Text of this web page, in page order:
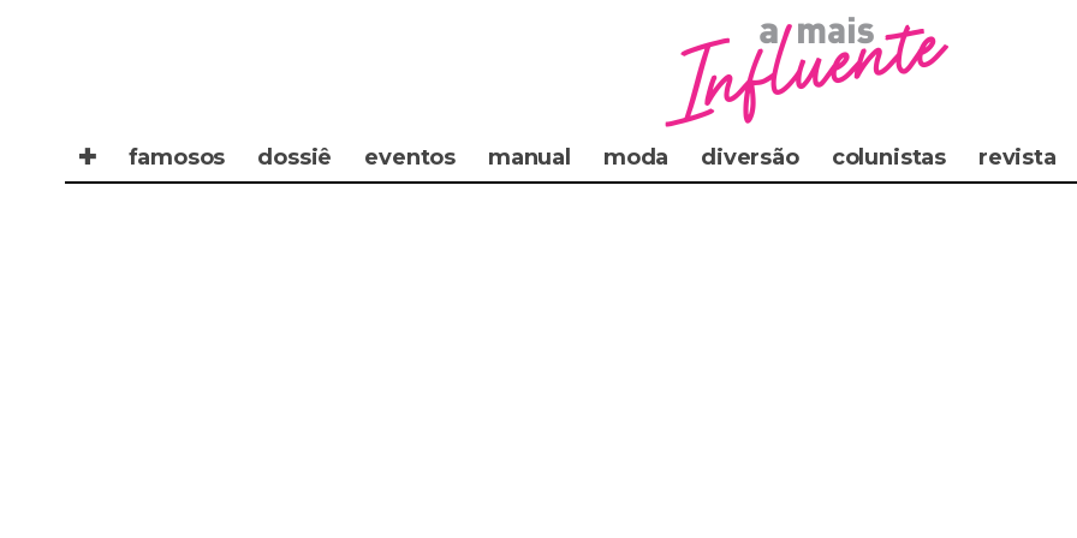
✚ famosos dossiê eventos manual moda diversão colunistas revista